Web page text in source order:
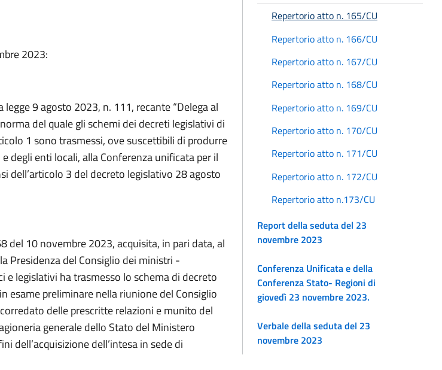
2023:
legge 9 agosto 2023, n. 111, recante “Delega al
del quale gli schemi dei decreti legislativi di
1 sono trasmessi, ove suscettibili di produrre
degli enti locali, alla Conferenza unificata per il
dell’articolo 3 del decreto legislativo 28 agosto
del 10 novembre 2023, acquisita, in pari data, al
Presidenza del Consiglio dei ministri -
legislativi ha trasmesso lo schema di decreto
esame preliminare nella riunione del Consiglio
delle prescritte relazioni e munito del
generale dello Stato del Ministero
dell’acquisizione dell’intesa in sede di
Repertorio atto n. 165/CU
Repertorio atto n. 166/CU
Repertorio atto n. 167/CU
Repertorio atto n. 168/CU
Repertorio atto n. 169/CU
Repertorio atto n. 170/CU
Repertorio atto n. 171/CU
Repertorio atto n. 172/CU
Repertorio atto n.173/CU
Report della seduta del 23
novembre 2023
Conferenza Unificata e della
Conferenza Stato- Regioni di
giovedì 23 novembre 2023.
Verbale della seduta del 23
novembre 2023